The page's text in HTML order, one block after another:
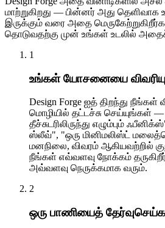
மாற்றுகிறது — பின்னர் அது
இருக்கும் வரை அதை
தொடுவதற்கு முன் உங்கள் உடலில் அதைச்
1
உங்கள் யோசனையை
Design Forge ஐத் திறந்து நீங்கள்
மொழியில் தட்டச்சு செய்யுங்கள்
தீச்சுடரிலிருந்து எழும்பும்
ஸ்லீவ்", "ஒரு மினிமலிஸ்ட்
மனநிலை, விவரம் ஆகியவற்றில்
நீங்கள் எவ்வளவு நோக்கம்
அவ்வளவு நெருக்கமாக வரும்.
2
ஒரு பாணியைத் தேர்வுசெய்க